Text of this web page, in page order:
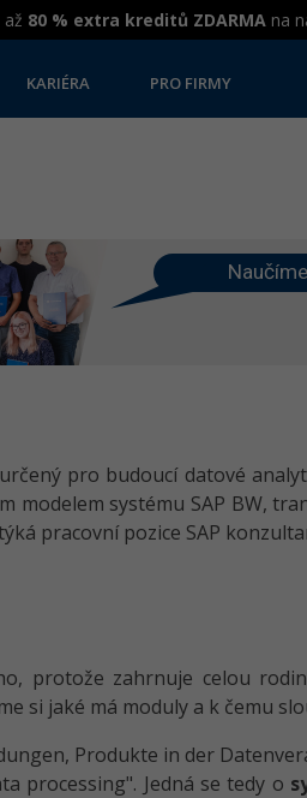
až 80 % extra kreditů ZDARMA na
KARIÉRA PRO FIRMY
pro budoucí datové
modelem systému SAP BW,
pracovní pozice SAP
protože zahrnuje celou
si jaké má moduly a k čemu
Produkte in der
processing". Jedná se tedy o